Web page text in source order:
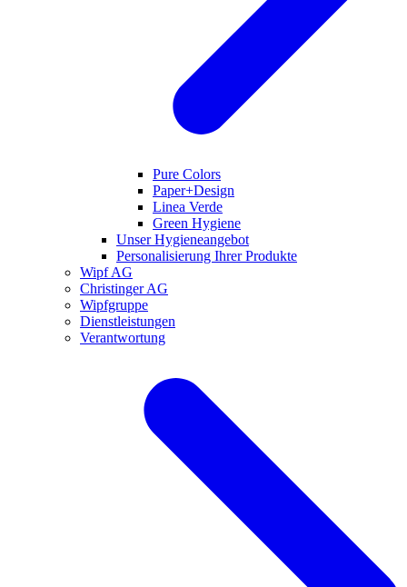
Pure Colors
Paper+Design
Linea Verde
Green Hygiene
Unser Hygieneangebot
Personalisierung Ihrer Produkte
Wipf AG
Christinger AG
Wipfgruppe
Dienstleistungen
Verantwortung